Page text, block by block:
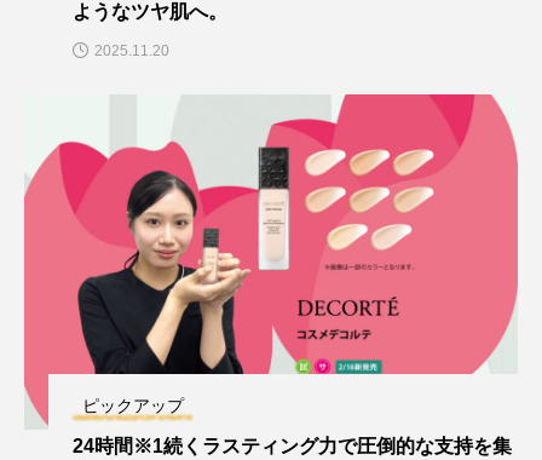
ようなツヤ肌へ。
2025.11.20
ピックアップ
24時間※1続くラスティング力で圧倒的な支持を集